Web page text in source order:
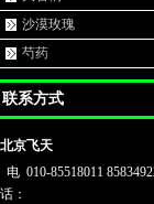
沙漠玫瑰
芍药
联系方式
北京飞天
电
话：
010-85518011